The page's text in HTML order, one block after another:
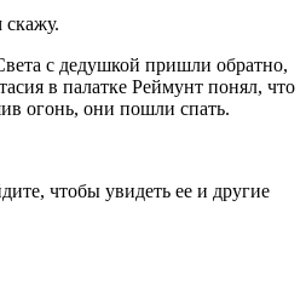
скажу.
с дедушкой пришли обратно,
в палатке Реймунт понял, что
огонь, они пошли спать.
чтобы увидеть ее и другие